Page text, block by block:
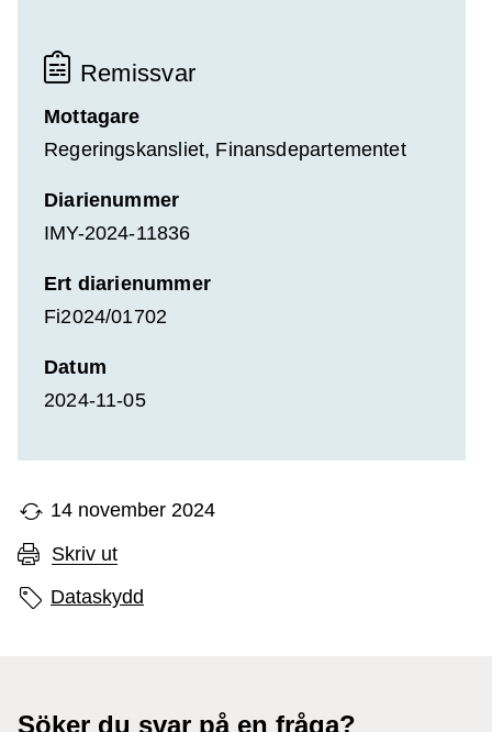
Remissvar
Mottagare
Regeringskansliet, Finansdepartementet
Diarienummer
IMY-2024-11836
Ert diarienummer
Fi2024/01702
Datum
2024-11-05
14 november 2024
Skriv ut
Sidans etiketter
Dataskydd
Söker du svar på en fråga?